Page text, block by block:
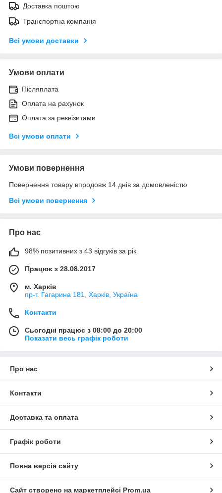
Доставка поштою
Транспортна компанія
Всі умови доставки
Умови оплати
Післяплата
Оплата на рахунок
Оплата за реквізитами
Всі умови оплати
Умови повернення
Повернення товару впродовж 14 днів за домовленістю
Всі умови повернення
Про нас
98% позитивних з 43 відгуків за рік
Працює з 28.08.2017
м. Харків
пр-т. Гагарина 181, Харків, Україна
Контакти
Сьогодні працює з 08:00 до 20:00
Показати весь графік роботи
Про нас
Контакти
Доставка та оплата
Графік роботи
Повна версія сайту
Сайт створено на маркетплейсі Prom.ua